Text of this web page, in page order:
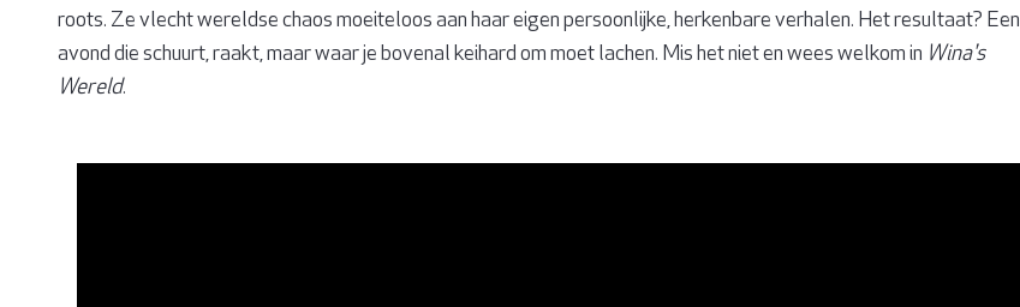
roots. Ze vlecht wereldse chaos moeiteloos aan haar eigen persoonlijke, herkenbare verhalen. Het resultaat? Een
avond die schuurt, raakt, maar waar je bovenal keihard om moet lachen. Mis het niet en wees welkom in Wina's
Wereld.